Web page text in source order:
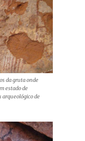
da gruta onde
estado de
arqueológico de